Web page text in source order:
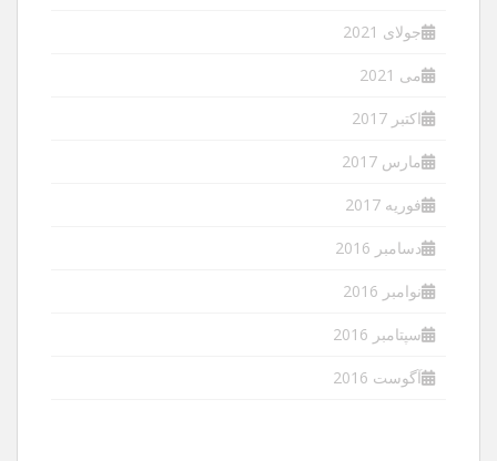
جولای 2021
می 2021
اکتبر 2017
مارس 2017
فوریه 2017
دسامبر 2016
نوامبر 2016
سپتامبر 2016
آگوست 2016